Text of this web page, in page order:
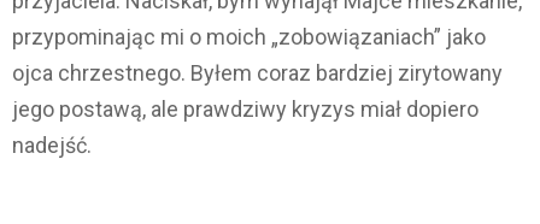
przypominając mi o moich „zobowiązaniach” jako
ojca chrzestnego. Byłem coraz bardziej zirytowany
jego postawą, ale prawdziwy kryzys miał dopiero
nadejść.